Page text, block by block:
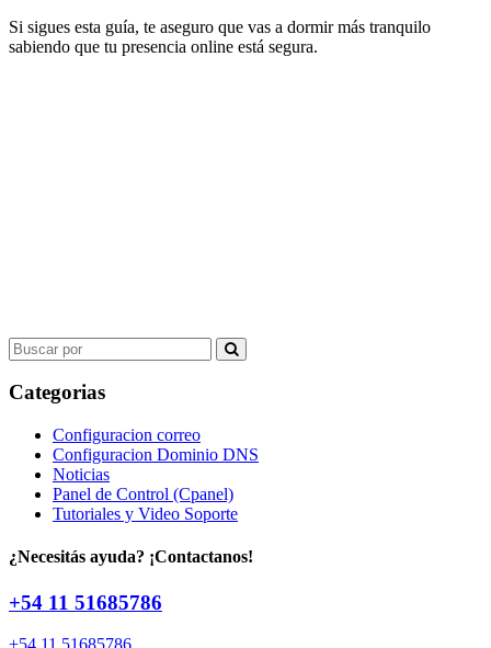
Si sigues esta guía, te aseguro que vas a dormir más tranquilo
sabiendo que tu presencia online está segura.
Search
for:
Categorias
Configuracion correo
Configuracion Dominio DNS
Noticias
Panel de Control (Cpanel)
Tutoriales y Video Soporte
¿Necesitás ayuda? ¡Contactanos!
+54 11 51685786